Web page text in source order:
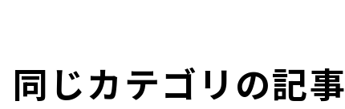
同じカテゴリの記事